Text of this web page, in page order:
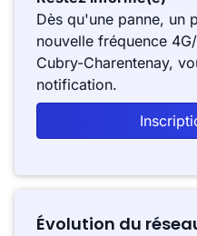
Dès qu'une panne, un
nouvelle fréquence
Cubry-Charentenay,
notification.
Évolution du